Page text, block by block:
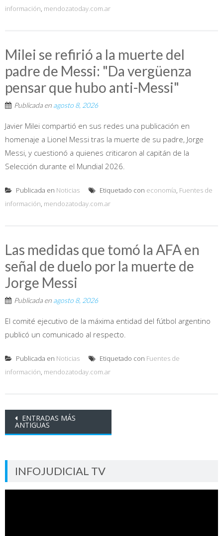
información, mendozatoday.com.ar
Milei se refirió a la muerte del
padre de Messi: "Da vergüenza
pensar que hubo anti-Messi"
Publicada en agosto 8, 2026
Javier Milei compartió en sus redes una publicación en
homenaje a Lionel Messi tras la muerte de su padre, Jorge
Messi, y cuestionó a quienes criticaron al capitán de la
Selección durante el Mundial 2026.
Publicada en Noticias Etiquetado con economía, Fuentes de
información, mendozatoday.com.ar
Las medidas que tomó la AFA en
señal de duelo por la muerte de
Jorge Messi
Publicada en agosto 8, 2026
El comité ejecutivo de la máxima entidad del fútbol argentino
publicó un comunicado al respecto.
Publicada en Noticias Etiquetado con Fuentes de
información, mendozatoday.com.ar
a
entradas
ENTRADAS MÁS
ANTIGUAS
INFOJUDICIAL TV